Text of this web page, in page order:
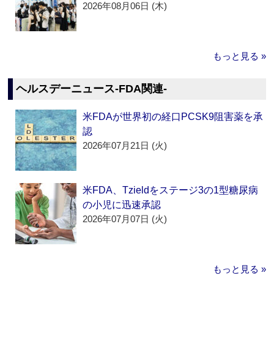
2026年08月06日 (木)
もっと見る »
ヘルスデーニュース‐FDA関連‐
米FDAが世界初の経口PCSK9阻害薬を承
認
2026年07月21日 (火)
米FDA、Tzieldをステージ3の1型糖尿病
の小児に迅速承認
2026年07月07日 (火)
もっと見る »